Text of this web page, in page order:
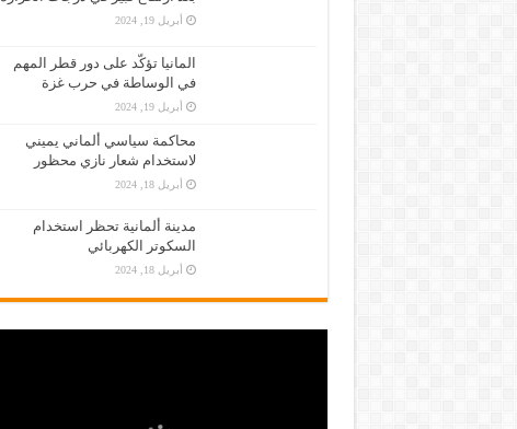
أبريل 19, 2024
المانيا تؤكّد على دور قطر المهم
في الوساطة في حرب غزة
أبريل 19, 2024
محاكمة سياسي ألماني يميني
لاستخدام شعار نازي محظور
أبريل 18, 2024
مدينة ألمانية تحظر استخدام
السكوتر الكهربائي
أبريل 18, 2024